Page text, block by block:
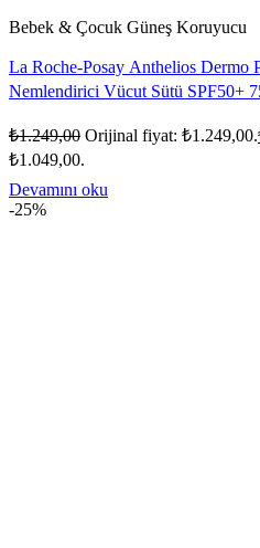
Bebek & Çocuk Güneş Koruyucu
La Roche-Posay Anthelios Dermo
Nemlendirici Vücut Sütü SPF50+
₺1.249,00 Orijinal fiyat: ₺1.249,00.
₺1.049,00.
Devamını oku
-25%